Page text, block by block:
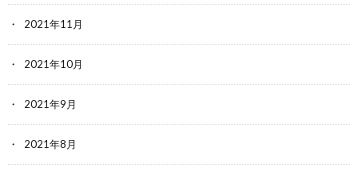
2021年11月
2021年10月
2021年9月
2021年8月